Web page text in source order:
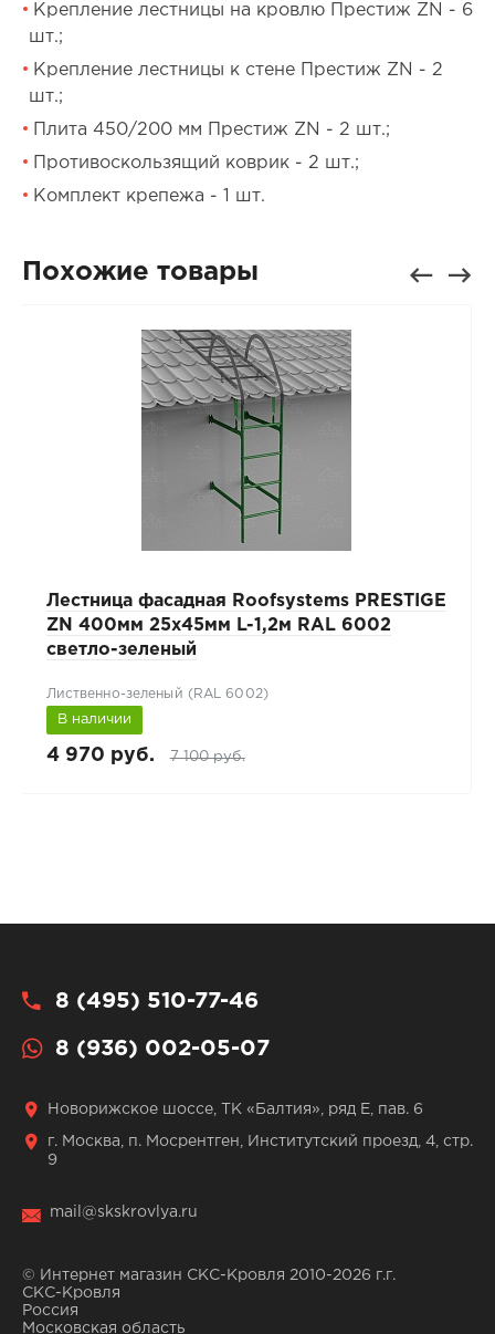
Крепление лестницы на кровлю Престиж ZN - 6
шт.;
Крепление лестницы к стене Престиж ZN - 2
шт.;
Плита 450/200 мм Престиж ZN - 2 шт.;
Противоскользящий коврик - 2 шт.;
Комплект крепежа - 1 шт.
Похожие товары
Лестница фасадная Roofsystems PRESTIGE
ZN 400мм 25x45мм L-1,2м RAL 6002
светло-зеленый
Лиственно-зеленый (RAL 6002)
В наличии
4 970 руб. 7 100 руб.
8 (495) 510-77-46
8 (936) 002-05-07
Новорижское шоссе, ТК «Балтия», ряд Е, пав. 6
г. Москва, п. Мосрентген, Институтский проезд, 4, стр.
9
mail@skskrovlya.ru
© Интернет магазин СКС-Кровля 2010-2026 г.г.
СКС-Кровля
Россия
Московская область